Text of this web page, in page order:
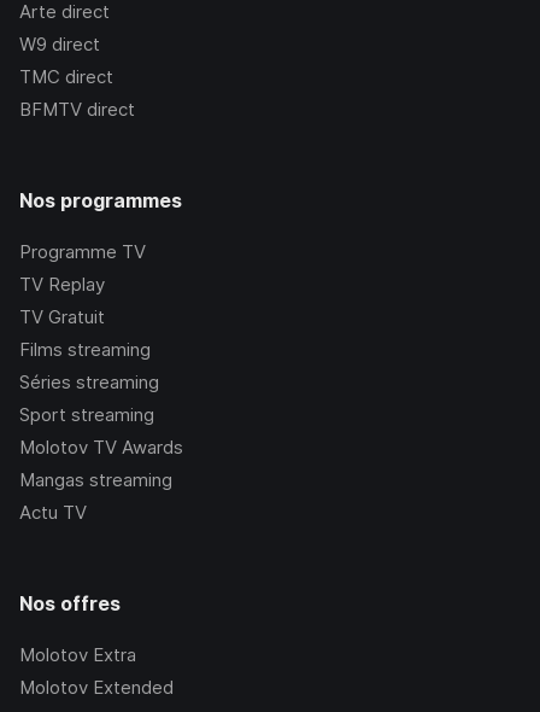
Arte direct
W9 direct
TMC direct
BFMTV direct
Nos programmes
Programme TV
TV Replay
TV Gratuit
Films streaming
Séries streaming
Sport streaming
Molotov TV Awards
Mangas streaming
Actu TV
Nos offres
Molotov Extra
Molotov Extended